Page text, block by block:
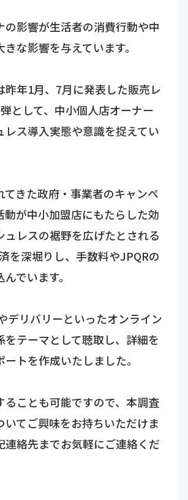
の影響が生活者の消費行動や中
な影響を与えています。
昨年1月、7月に発表した販売レ
として、中小個人店オーナー
レス導入実態や意識を捉えてい
てきた政府・事業者のキャンペ
動が中小加盟店にもたらした効
ュレスの裾野を広げたとされる
を深堀りし、手数料やJPQRの
でいます。
デリバリーといったオンライン
をテーマとして聴取し、詳細を
ートを作成いたしました。
ることも可能ですので、本調査
いてご興味をお持ちいただけま
連絡先までお気軽にご連絡くだ